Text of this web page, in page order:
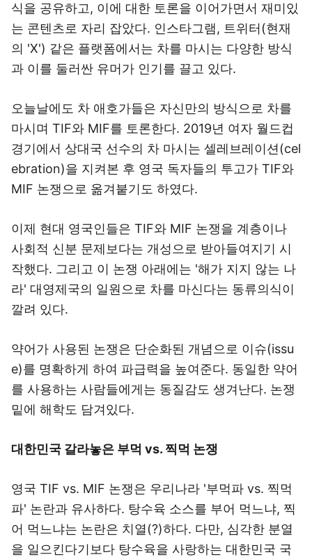
식을 공유하고, 이에 대한 토론을 이어가면서 재미있
는 콘텐츠로 자리 잡았다. 인스타그램, 트위터(현재
의 'X') 같은 플랫폼에서는 차를 마시는 다양한 방식
과 이를 둘러싼 유머가 인기를 끌고 있다.
오늘날에도 차 애호가들은 자신만의 방식으로 차를
마시며 TIF와 MIF를 토론한다. 2019년 여자 월드컵
경기에서 상대국 선수의 차 마시는 셀레브레이션(cel
ebration)을 지켜본 후 영국 독자들의 투고가 TIF와
MIF 논쟁으로 옮겨붙기도 하였다.
이제 현대 영국인들은 TIF와 MIF 논쟁을 계층이나
사회적 신분 문제보다는 개성으로 받아들여지기 시
작했다. 그리고 이 논쟁 아래에는 '해가 지지 않는 나
라' 대영제국의 일원으로 차를 마신다는 동류의식이
깔려 있다.
약어가 사용된 논쟁은 단순화된 개념으로 이슈(issu
e)를 명확하게 하여 파급력을 높여준다. 동일한 약어
를 사용하는 사람들에게는 동질감도 생겨난다. 논쟁
밑에 해학도 담겨있다.
대한민국 갈라놓은 부먹 vs. 찍먹 논쟁
영국 TIF vs. MIF 논쟁은 우리나라 '부먹파 vs. 찍먹
파' 논란과 유사하다. 탕수육 소스를 부어 먹느냐, 찍
어 먹느냐는 논란은 치열(?)하다. 다만, 심각한 분열
을 일으킨다기보다 탕수육을 사랑하는 대한민국 국